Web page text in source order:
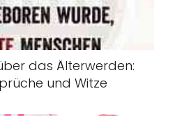
das Älterwerden:
und Witze